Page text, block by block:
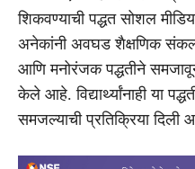
शिकवण्याची पद्धत सोशल
अनेकांनी अवघड शैक्षणिक
आणि मनोरंजक पद्धतीने
केले आहे. विद्यार्थ्यांनाही या
समजल्याची प्रतिक्रिया दिली